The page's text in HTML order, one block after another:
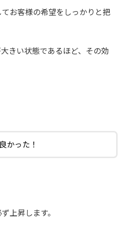
お客様の希望をしっかりと把
きい状態であるほど、その効
かった！
上昇します。